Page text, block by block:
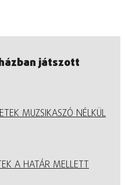
játszott
MUZSIKASZÓ NÉLKÜL
A HATÁR MELLETT